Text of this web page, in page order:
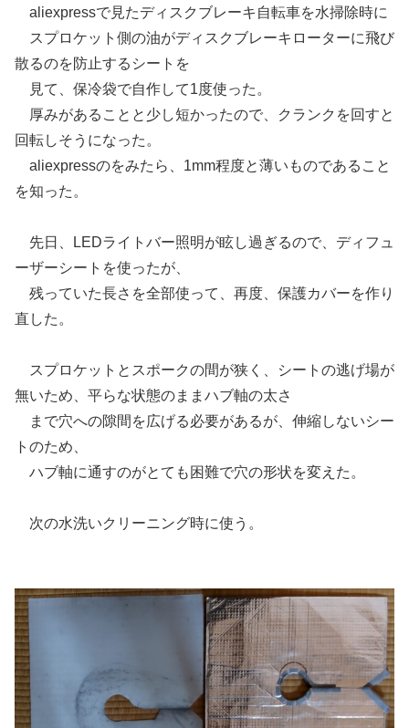
aliexpressで見たディスクブレーキ自転車を水掃除時に
スプロケット側の油がディスクブレーキローターに飛び
散るのを防止するシートを
見て、保冷袋で自作して1度使った。
厚みがあることと少し短かったので、クランクを回すと
回転しそうになった。
aliexpressのをみたら、1mm程度と薄いものであること
を知った。
先日、LEDライトバー照明が眩し過ぎるので、ディフュ
ーザーシートを使ったが、
残っていた長さを全部使って、再度、保護カバーを作り
直した。
スプロケットとスポークの間が狭く、シートの逃げ場が
無いため、平らな状態のままハブ軸の太さ
まで穴への隙間を広げる必要があるが、伸縮しないシー
トのため、
ハブ軸に通すのがとても困難で穴の形状を変えた。
次の水洗いクリーニング時に使う。